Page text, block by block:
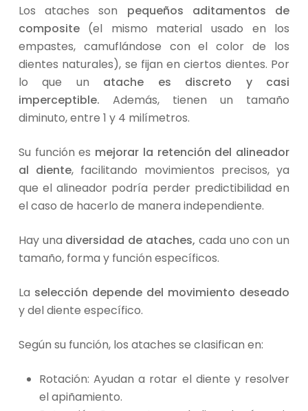
Los ataches son pequeños aditamentos de
composite(el mismo material usado en los
empastes, camuflándose con el color de los
dientes naturales), se fijan en ciertos dientes. Por
lo que un atache es discreto y casi
imperceptible. Además, tienen un tamaño
diminuto, entre 1 y 4 milímetros.
Su función es mejorar la retención del alineador
al diente, facilitando movimientos precisos, ya
que el alineador podría perder predictibilidad en
el caso de hacerlo de manera independiente.
Hay una diversidad de ataches, cada uno con un
tamaño, forma y función específicos.
La selección depende del movimiento deseado
y del diente específico.
Según su función, los ataches se clasifican en:
Rotación: Ayudan a rotar el diente y resolver
el apiñamiento.